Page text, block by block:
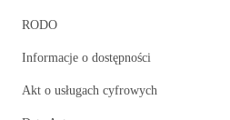
RODO
Informacje o dostępności
Akt o usługach cyfrowych